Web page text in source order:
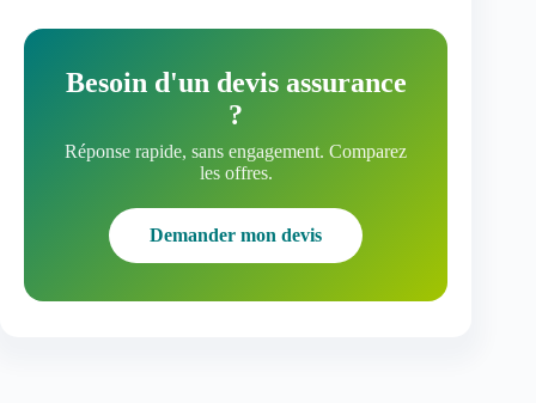
Besoin d'un devis assurance
?
Réponse rapide, sans engagement. Comparez
les offres.
Demander mon devis